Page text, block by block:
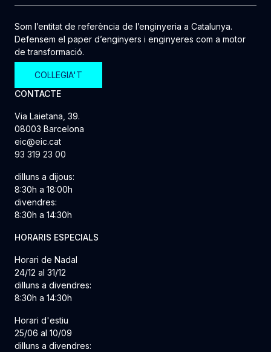
Som l’entitat de referència de l’enginyeria a Catalunya.
Defensem el paper d’enginyers i enginyeres com a motor
de transformació.
COL·LEGIA'T
CONTACTE
Via Laietana, 39.
08003 Barcelona
eic@eic.cat
93 319 23 00
dilluns a dijous:
8:30h a 18:00h
divendres:
8:30h a 14:30h
HORARIS ESPECIALS
Horari de Nadal
24/12 al 31/12
dilluns a divendres:
8:30h a 14:30h
Horari d'estiu
25/06 al 10/09
dilluns a divendres: